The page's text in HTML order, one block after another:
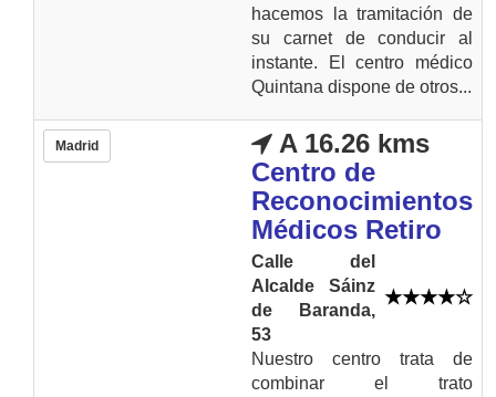
hacemos la tramitación de
su carnet de conducir al
instante. El centro médico
Quintana dispone de otros...
Madrid
A 16.26 kms
Centro de
Reconocimientos
Médicos Retiro
Calle del
Alcalde Sáinz
de Baranda,
53
Nuestro centro trata de
combinar el trato